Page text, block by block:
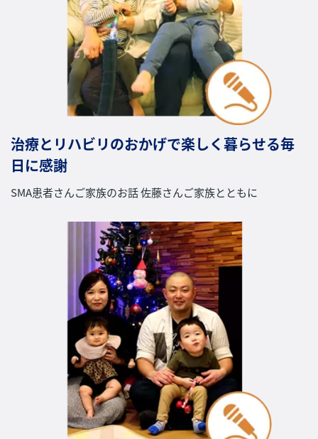
治療とリハビリのおかげで楽しく暮らせる毎
日に感謝
SMA患者さんご家族のお話 佐藤さんご家族とともに